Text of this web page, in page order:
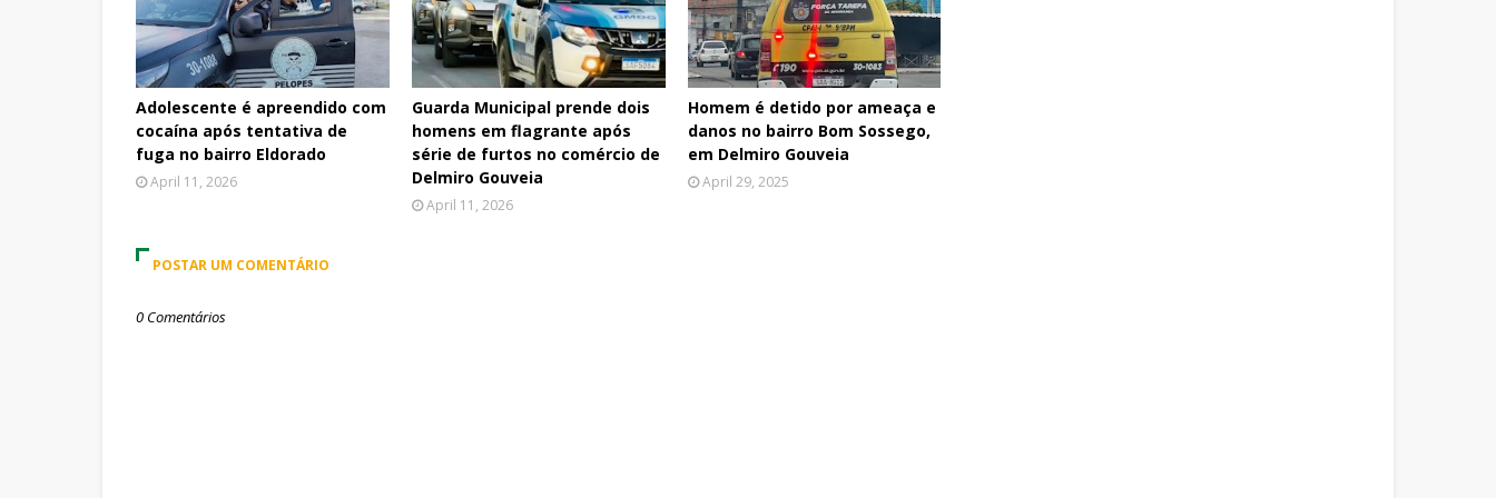
Adolescente é apreendido com
cocaína após tentativa de
fuga no bairro Eldorado
April 11, 2026
Guarda Municipal prende dois
homens em flagrante após
série de furtos no comércio de
Delmiro Gouveia
April 11, 2026
Homem é detido por ameaça e
danos no bairro Bom Sossego,
em Delmiro Gouveia
April 29, 2025
POSTAR UM COMENTÁRIO
0 Comentários